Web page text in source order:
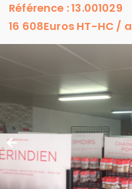
16 608Euros HT-HC /
Référence : 13.001029